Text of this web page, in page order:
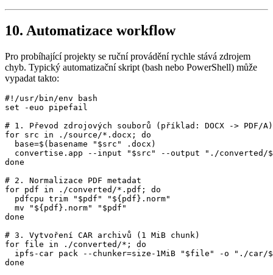
10. Automatizace workflow
Pro probíhající projekty se ruční provádění rychle stává zdrojem
chyb. Typický automatizační skript (bash nebo PowerShell) může
vypadat takto:
#!/usr/bin/env bash
set -euo pipefail
# 1. Převod zdrojových souborů (příklad: DOCX -> PDF/A)
for src in ./source/*.docx; do
  base=$(basename "$src" .docx)
convertise.app --input "$src" --output "./converted/
done
# 2. Normalizace PDF metadat
for pdf in ./converted/*.pdf; do
  pdfcpu trim "$pdf" "${pdf}.norm"
  mv "${pdf}.norm" "$pdf"
done
# 3. Vytvoření CAR archivů (1 MiB chunk)
for file in ./converted/*; do
ipfs-car pack --chunker=size-1MiB "$file" -o "./car/
done